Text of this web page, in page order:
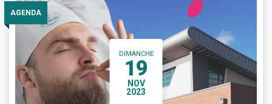
DIMANCHE
19
NOV
2023
AGENDA